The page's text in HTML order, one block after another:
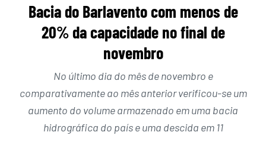
Bacia do Barlavento com menos de
20% da capacidade no final de
novembro
No último dia do mês de novembro e
comparativamente ao mês anterior verificou-se um
aumento do volume armazenado em uma bacia
hidrográfica do país e uma descida em 11